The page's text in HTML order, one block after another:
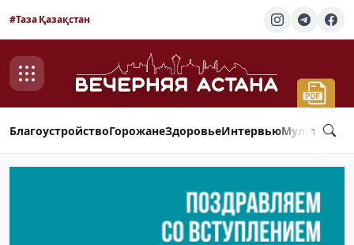
#Таза Қазақстан
БлагоустройствоГорожанеЗдоровьеИнтервью